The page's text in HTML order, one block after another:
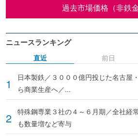
過去市場価格（非鉄金
ニュースランキング
直近
日本製鉄／３０００億円投じた名古屋
ら商業生産へ／...
特殊鋼専業３社の４～６月期／全社経
も数量増など寄与
前日